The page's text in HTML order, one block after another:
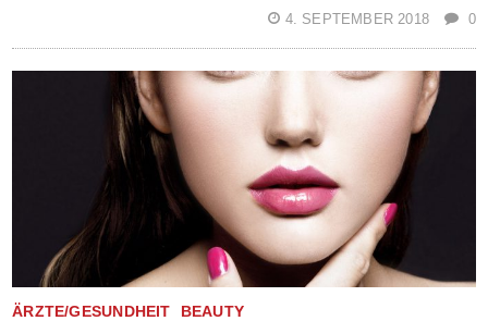
4. SEPTEMBER 2018 0
ÄRZTE/GESUNDHEIT BEAUTY